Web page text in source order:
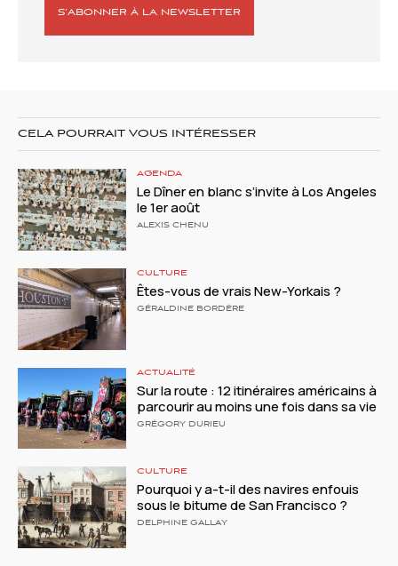
S’ABONNER À LA NEWSLETTER
CELA POURRAIT VOUS INTÉRESSER
AGENDA
Le Dîner en blanc s’invite à Los Angeles
le 1er août
ALEXIS CHENU
CULTURE
Êtes-vous de vrais New-Yorkais ?
GÉRALDINE BORDÈRE
ACTUALITÉ
Sur la route : 12 itinéraires américains à
parcourir au moins une fois dans sa vie
GRÉGORY DURIEU
CULTURE
Pourquoi y a-t-il des navires enfouis
sous le bitume de San Francisco ?
DELPHINE GALLAY